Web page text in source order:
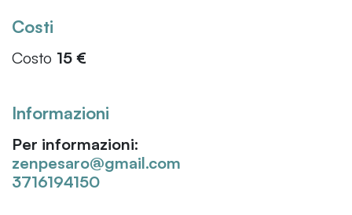
Costi
Costo 15 €
Informazioni
Per informazioni:
zenpesaro@gmail.com
3716194150